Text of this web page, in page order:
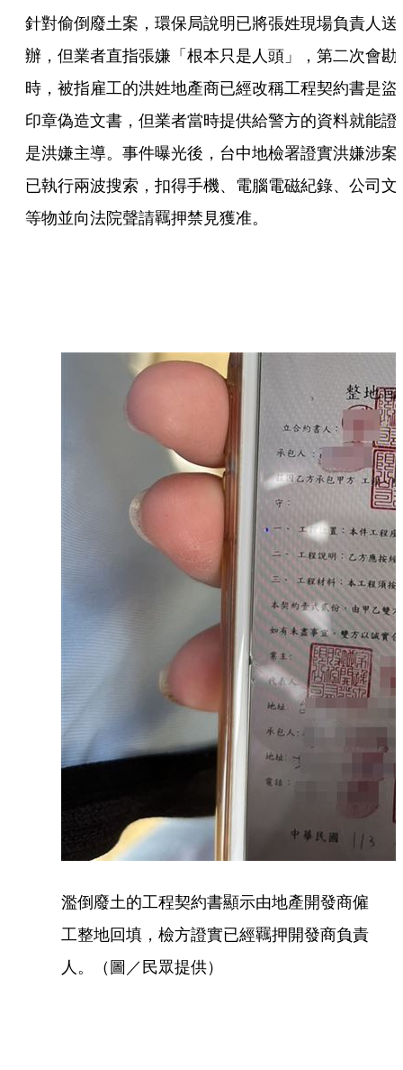
針對偷倒廢土案，環保局說明已將張姓現場負責人送
辦，但業者直指張嫌「根本只是人頭」，第二次會勘
時，被指雇工的洪姓地產商已經改稱工程契約書是盜
印章偽造文書，但業者當時提供給警方的資料就能證
是洪嫌主導。事件曝光後，台中地檢署證實洪嫌涉案
已執行兩波搜索，扣得手機、電腦電磁紀錄、公司文
等物並向法院聲請羈押禁見獲准。
濫倒廢土的工程契約書顯示由地產開發商僱
工整地回填，檢方證實已經羈押開發商負責
人。（圖／民眾提供）